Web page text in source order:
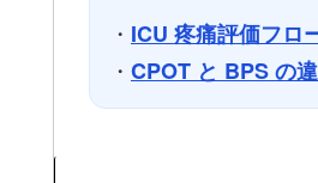
・ ICU 疼痛評価フロ
・ CPOT と BPS の